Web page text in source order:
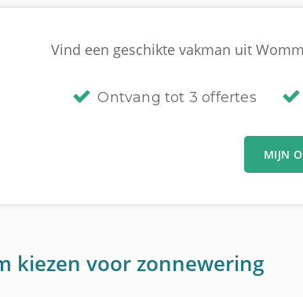
Vind een geschikte vakman uit
Ontvang tot 3 offertes
MIJN
kiezen voor zonnewering